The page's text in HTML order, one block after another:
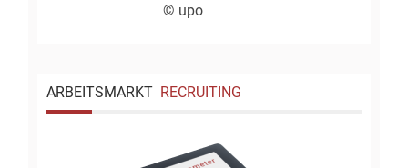
© upo
ARBEITSMARKT RECRUITING